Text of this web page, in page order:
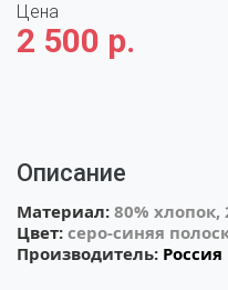
Цена
2 500 р.
Описание
Материал: 80% хлопок,
Цвет: серо-синяя
Производитель: Россия